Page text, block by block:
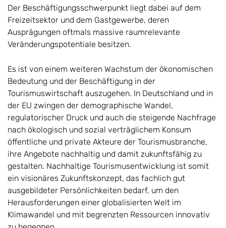
Der Beschäftigungsschwerpunkt liegt dabei auf dem
Freizeitsektor und dem Gastgewerbe, deren
Ausprägungen oftmals massive raumrelevante
Veränderungspotentiale besitzen.
Es ist von einem weiteren Wachstum der ökonomischen
Bedeutung und der Beschäftigung in der
Tourismuswirtschaft auszugehen. In Deutschland und in
der EU zwingen der demographische Wandel,
regulatorischer Druck und auch die steigende Nachfrage
nach ökologisch und sozial verträglichem Konsum
öffentliche und private Akteure der Tourismusbranche,
ihre Angebote nachhaltig und damit zukunftsfähig zu
gestalten. Nachhaltige Tourismusentwicklung ist somit
ein visionäres Zukunftskonzept, das fachlich gut
ausgebildeter Persönlichkeiten bedarf, um den
Herausforderungen einer globalisierten Welt im
Klimawandel und mit begrenzten Ressourcen innovativ